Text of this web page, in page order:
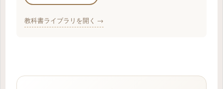
教科書ライブラリを開く →